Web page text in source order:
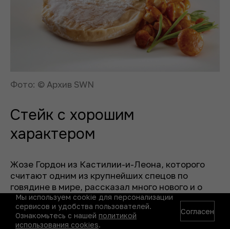
Фото: © Архив SWN
Стейк с хорошим
характером
Жозе Гордон из Кастилии-и-Леона, которого
считают одним из крупнейших спецов по
говядине в мире, рассказал много нового и о
выдержке, и о жире.
В поисках правильных быков Гордон проехал
Мы используем cookie для персонализации
сервисов и удобства пользователей.
Ознакомьтесь с нашей политикой
использования cookies.
Согласен